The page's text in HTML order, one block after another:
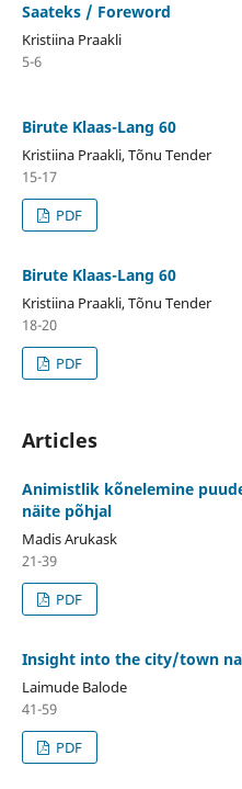
Saateks / Foreword
Kristiina Praakli
5-6
Birute Klaas-Lang 60
Kristiina Praakli, Tõnu Tender
15-17
PDF
Birute Klaas-Lang 60
Kristiina Praakli, Tõnu Tender
18-20
PDF
Articles
Animistlik kõnelemine
näite põhjal
Madis Arukask
21-39
PDF
Insight into the city/town
Laimude Balode
41-59
PDF